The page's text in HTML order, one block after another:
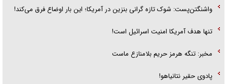
واشنگتن‌پست: شوک تازه گرانی بنزین در آمریکا؛ این بار اوضاع فرق می‌کند!
تنها هدف آمریکا امنیت اسرائیل است!
مخبر: تنگه هرمز حریم بلامنازع ماست
پادوی حقیر نتانیاهو!